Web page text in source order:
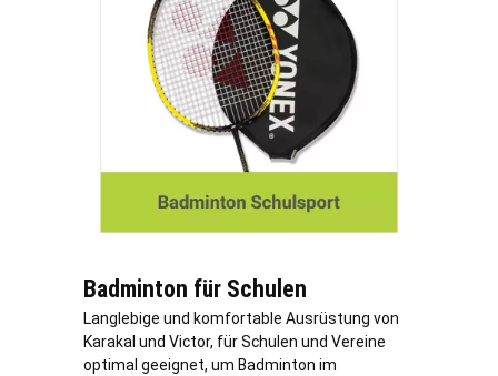
Badminton für Schulen
Langlebige und komfortable Ausrüstung von
Karakal und Victor, für Schulen und Vereine
optimal geeignet, um Badminton im